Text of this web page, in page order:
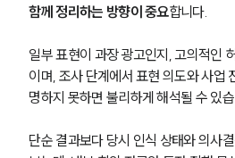
그룹소개
그룹소개
대륜의 강
오시는 길
글로벌 파트너
통합검색
함께 정리하는 방향이 중요합니다.
일부 표현이 과장 광고인지, 고의적인
이며, 조사 단계에서 표현 의도와 사업
명하지 못하면 불리하게 해석될 수 있
단순 결과보다 당시 인식 상태와 의사